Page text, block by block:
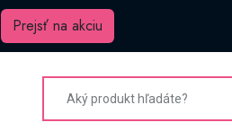
Prejsť na akciu